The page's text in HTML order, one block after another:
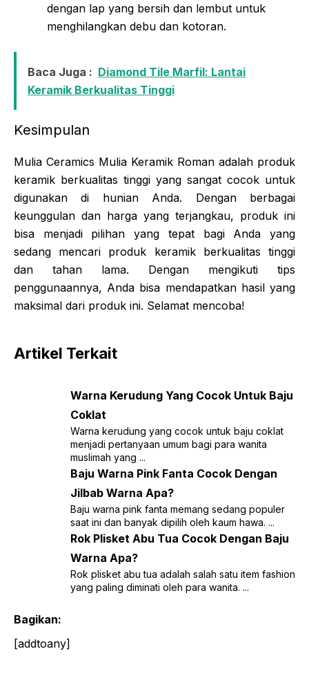
dengan lap yang bersih dan lembut untuk
menghilangkan debu dan kotoran.
Baca Juga : Diamond Tile Marfil: Lantai
Keramik Berkualitas Tinggi
Kesimpulan
Mulia Ceramics Mulia Keramik Roman adalah produk
keramik berkualitas tinggi yang sangat cocok untuk
digunakan di hunian Anda. Dengan berbagai
keunggulan dan harga yang terjangkau, produk ini
bisa menjadi pilihan yang tepat bagi Anda yang
sedang mencari produk keramik berkualitas tinggi
dan tahan lama. Dengan mengikuti tips
penggunaannya, Anda bisa mendapatkan hasil yang
maksimal dari produk ini. Selamat mencoba!
Artikel Terkait
Warna Kerudung Yang Cocok Untuk Baju
Coklat
Warna kerudung yang cocok untuk baju coklat
menjadi pertanyaan umum bagi para wanita
muslimah yang ...
Baju Warna Pink Fanta Cocok Dengan
Jilbab Warna Apa?
Baju warna pink fanta memang sedang populer
saat ini dan banyak dipilih oleh kaum hawa. ...
Rok Plisket Abu Tua Cocok Dengan Baju
Warna Apa?
Rok plisket abu tua adalah salah satu item fashion
yang paling diminati oleh para wanita. ...
Bagikan:
[addtoany]